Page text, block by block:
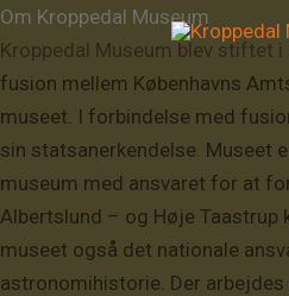
Gå
til
indholdet
Om Kroppedal Museum
Kroppedal Museum blev stiftet
fusion mellem Københavns
museet. I forbindelse med
sin statsanerkendelse. Museet
museum med ansvaret for at
Albertslund – og Høje Taastrup
museet også det nationale
astronomihistorie. Der